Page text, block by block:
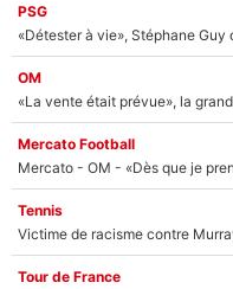
PSG
«Détester à vie», Stéphane Guy
OM
«La vente était prévue», la
Mercato Football
Tennis
Tour de France